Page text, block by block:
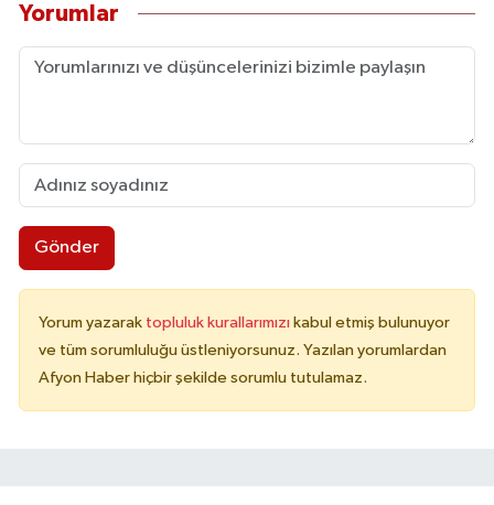
Yorumlar
Gönder
Yorum yazarak topluluk kurallarımızı kabul etmiş bulunuyor
ve tüm sorumluluğu üstleniyorsunuz. Yazılan yorumlardan
Afyon Haber hiçbir şekilde sorumlu tutulamaz.